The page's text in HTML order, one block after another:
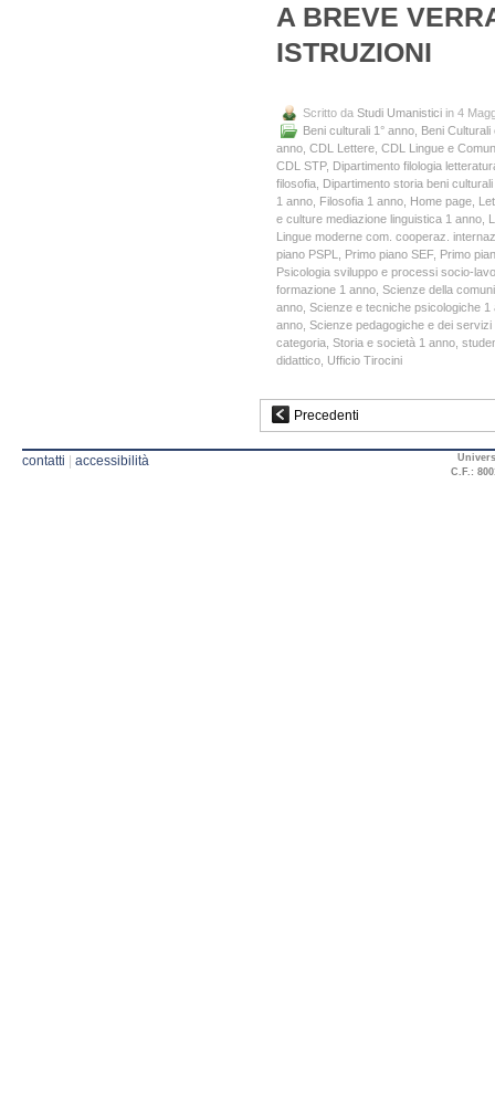
A BREVE
ISTRUZIONI
Scritto da Studi Umanistici in 4
Beni culturali 1° anno
Beni
anno CDL Lettere CDL Lingue e
CDL STP, Dipartimento filologia
filosofia
Dipartimento storia beni
1 anno
Filosofia 1 anno Home page
e culture mediazione linguistica 1 anno
Lingue moderne com. cooperaz.
piano PSPL
Primo piano SEF, Primo
Psicologia sviluppo e processi socio-
formazione 1 anno Scienze della
anno Scienze e tecniche psicologiche 1
anno Scienze pedagogiche e dei
categoria Storia e società 1 anno
didattico
Ufficio Tirocini
Precedenti
contatti accessibilità
C.F.: